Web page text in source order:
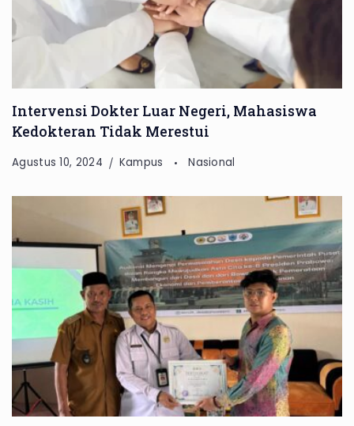
Intervensi Dokter Luar Negeri, Mahasiswa
Kedokteran Tidak Merestui
Agustus 10, 2024 Kampus Nasional